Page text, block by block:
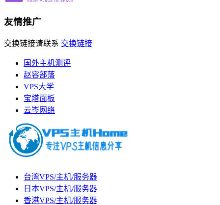
友情推广
交换链接请联系 交换链接
国外主机测评
赵容部落
VPS大学
宝塔面板
云岑网络
台湾VPS/主机/服务器
日本VPS/主机/服务器
香港VPS/主机/服务器